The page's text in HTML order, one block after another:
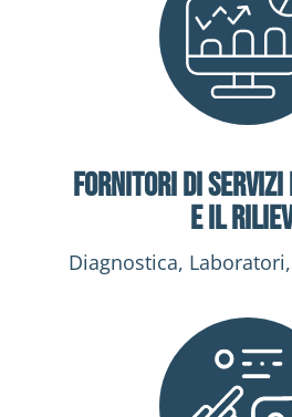
Fornitori di servizi
e il
Diagnostica,